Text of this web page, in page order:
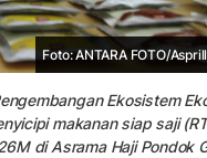
Foto: ANTARA FOTO/
Ekosistem
makanan siap saji
di Asrama Haji Pondok